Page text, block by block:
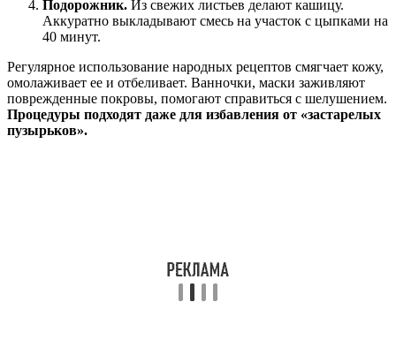
Подорожник. Из свежих листьев делают кашицу.
Аккуратно выкладывают смесь на участок с цыпками на
40 минут.
Регулярное использование народных рецептов смягчает кожу,
омолаживает ее и отбеливает. Ванночки, маски заживляют
поврежденные покровы, помогают справиться с шелушением.
Процедуры подходят даже для избавления от «застарелых
пузырьков».